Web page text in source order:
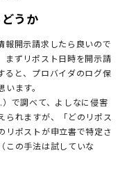
うか
開示請求したら良いので
まずリポスト日時を開示請
ると、プロバイダのログ保
ます。
で調べて、よしなに侵害
られますが、「どのリポス
リポストが申立書で特定さ
この手法は試していな